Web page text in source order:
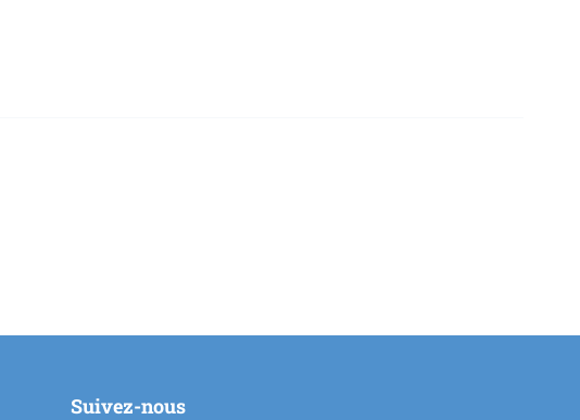
Suivez-nous